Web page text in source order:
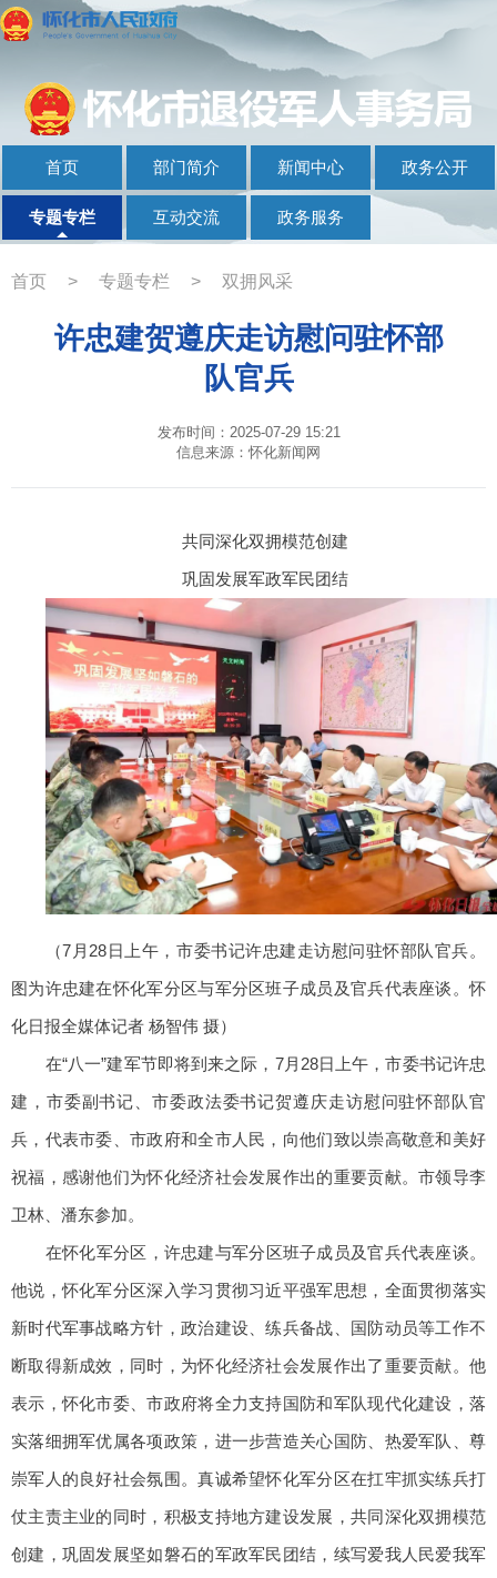
首页 部门简介 新闻中心 政务公开
专题专栏 互动交流 政务服务
首页 > 专题专栏 > 双拥风采
许忠建贺遵庆走访慰问驻怀部
队官兵
发布时间：2025-07-29 15:21
信息来源：怀化新闻网
共同深化双拥模范创建
巩固发展军政军民团结
（7月28日上午，市委书记许忠建走访慰问驻怀部队官兵。
图为许忠建在怀化军分区与军分区班子成员及官兵代表座谈。怀
化日报全媒体记者 杨智伟 摄）
在“八一”建军节即将到来之际，7月28日上午，市委书记许忠
建，市委副书记、市委政法委书记贺遵庆走访慰问驻怀部队官
兵，代表市委、市政府和全市人民，向他们致以崇高敬意和美好
祝福，感谢他们为怀化经济社会发展作出的重要贡献。市领导李
卫林、潘东参加。
在怀化军分区，许忠建与军分区班子成员及官兵代表座谈。
他说，怀化军分区深入学习贯彻习近平强军思想，全面贯彻落实
新时代军事战略方针，政治建设、练兵备战、国防动员等工作不
断取得新成效，同时，为怀化经济社会发展作出了重要贡献。他
表示，怀化市委、市政府将全力支持国防和军队现代化建设，落
实落细拥军优属各项政策，进一步营造关心国防、热爱军队、尊
崇军人的良好社会氛围。真诚希望怀化军分区在扛牢抓实练兵打
仗主责主业的同时，积极支持地方建设发展，共同深化双拥模范
创建，巩固发展坚如磐石的军政军民团结，续写爱我人民爱我军